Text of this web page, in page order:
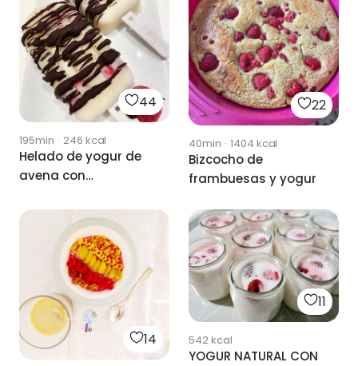
44
195min · 246 kcal
Helado de yogur de
avena con
22
40min · 1404 kcal
Bizcocho de
frambuesas y yogur
14
11
542kcal
YOGUR NATURAL CON